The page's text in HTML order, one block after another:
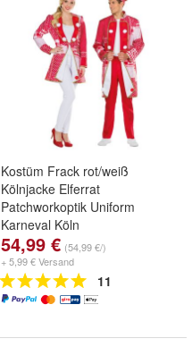
Kostüm Frack rot/weiß
Kölnjacke Elferrat
Patchworkoptik Uniform
Karneval Köln
54,99 € (54,99 €/)
+ 5,99 € Versand
11